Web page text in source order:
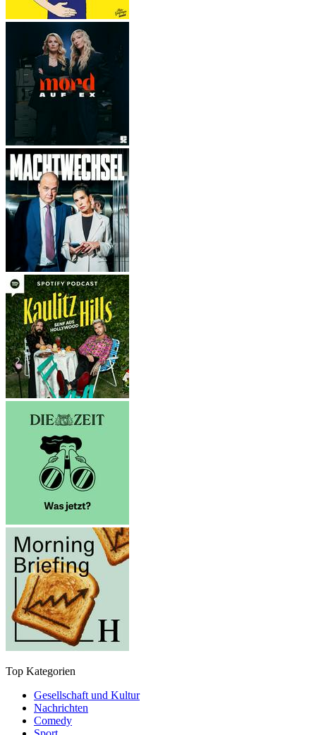
Top Kategorien
Gesellschaft und Kultur
Nachrichten
Comedy